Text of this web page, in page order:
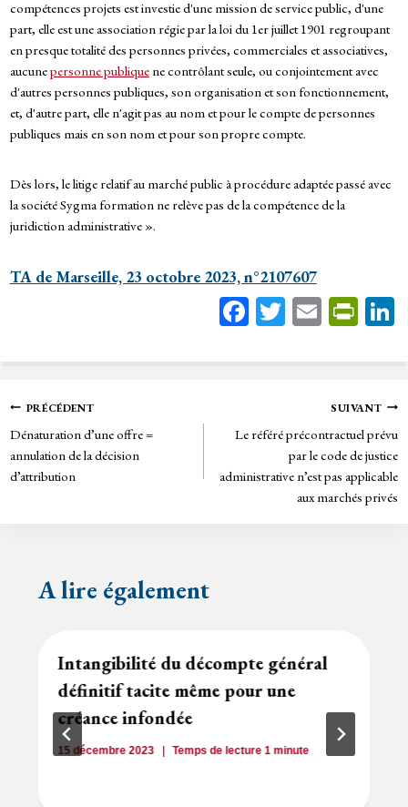
compétences projets est investie d'une mission de service public, d'une
part, elle est une association régie par la loi du 1er juillet 1901 regroupant
en presque totalité des personnes privées, commerciales et associatives,
aucunepersonne publiquene contrôlant seule, ou conjointement avec
d'autres personnes publiques, son organisation et son fonctionnement,
et, d'autre part, elle n'agit pas au nom et pour le compte de personnes
publiques mais en son nom et pour son propre compte.
Dès lors, le litige relatif au marché public à procédure adaptée passé avec
la société Sygma formation ne relève pas de la compétence de la
juridiction administrative ».
TA de Marseille, 23 octobre 2023, n°2107607
Fa
bo
T
tt
E
ail
Pr
tF
rie
n
dl
y
Navigation
de
l’article
PRÉCÉDENT
Dénaturation d’une offre =
annulation de la décision
d’attribution
SUIVANT
Le référé précontractuel prévu
par le code de justice
administrative n’est pas applicable
aux marchés privés
A lire également
Intangibilité du décompte général
définitif tacite même pour une
créance infondée
15 décembre 2023 Temps de lecture 1minute